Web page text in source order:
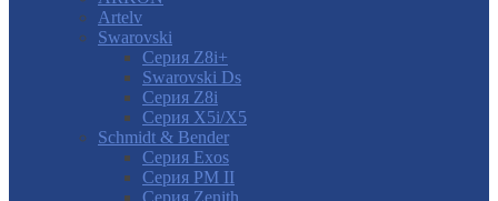
Artelv
Swarovski
Серия Z8i+
Swarovski Ds
Серия Z8i
Серия X5i/X5
Schmidt & Bender
Серия Exos
Серия PM II
Cерия Zenith